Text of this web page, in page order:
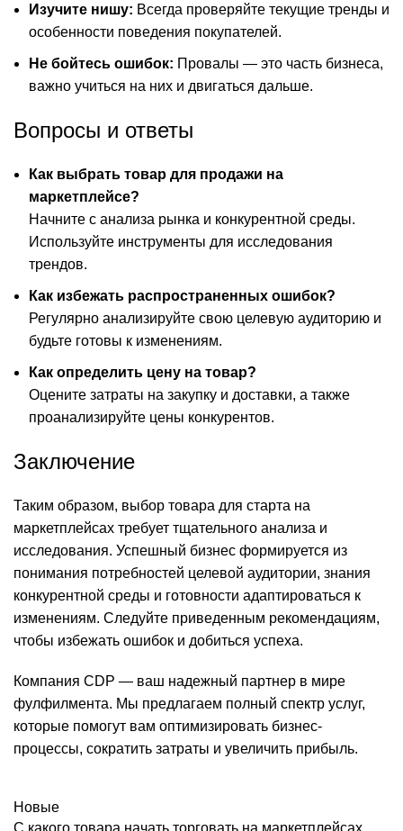
Изучите нишу: Всегда проверяйте текущие тренды и
особенности поведения покупателей.
Не бойтесь ошибок: Провалы — это часть бизнеса,
важно учиться на них и двигаться дальше.
Вопросы и ответы
Как выбрать товар для продажи на
маркетплейсе?
Начните с анализа рынка и конкурентной среды.
Используйте инструменты для исследования
трендов.
Как избежать распространенных ошибок?
Регулярно анализируйте свою целевую аудиторию и
будьте готовы к изменениям.
Как определить цену на товар?
Оцените затраты на закупку и доставки, а также
проанализируйте цены конкурентов.
Заключение
Таким образом, выбор товара для старта на
маркетплейсах требует тщательного анализа и
исследования. Успешный бизнес формируется из
понимания потребностей целевой аудитории, знания
конкурентной среды и готовности адаптироваться к
изменениям. Следуйте приведенным рекомендациям,
чтобы избежать ошибок и добиться успеха.
Компания CDP — ваш надежный партнер в мире
фулфилмента. Мы предлагаем полный спектр услуг,
которые помогут вам оптимизировать бизнес-
процессы, сократить затраты и увеличить прибыль.
Новые
С какого товара начать торговать на маркетплейсах